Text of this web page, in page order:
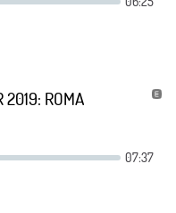
2019: ROMA